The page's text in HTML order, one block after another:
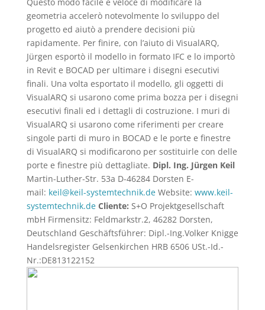
geometria accelerò notevolmente lo sviluppo del
progetto ed aiutò a prendere decisioni più
rapidamente. Per finire, con l’aiuto di VisualARQ,
Jürgen esportò il modello in formato IFC e lo importò
in Revit e BOCAD per ultimare i disegni esecutivi
finali. Una volta esportato il modello, gli oggetti di
VisualARQ si usarono come prima bozza per i disegni
esecutivi finali ed i dettagli di costruzione. I muri di
VisualARQ si usarono come riferimenti per creare
singole parti di muro in BOCAD e le porte e finestre
di VisualARQ si modificarono per sostituirle con delle
porte e finestre più dettagliate. Dipl. Ing. Jürgen Keil
Martin-Luther-Str. 53a D-46284 Dorsten E-
mail: keil@keil-systemtechnik.deWebsite: www.keil-
systemtechnik.de Cliente: S+O Projektgesellschaft
mbH Firmensitz: Feldmarkstr.2, 46282 Dorsten,
Deutschland Geschäftsführer: Dipl.-Ing.Volker Knigge
Handelsregister Gelsenkirchen HRB 6506 USt.-Id.-
Nr.:DE813122152